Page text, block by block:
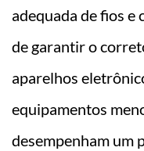
adequada de fios e
de garantir o
aparelhos
equipamentos
desempenham um